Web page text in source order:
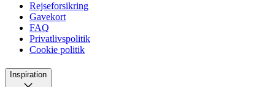
Rejseforsikring
Gavekort
FAQ
Privatlivspolitik
Cookie politik
Inspiration